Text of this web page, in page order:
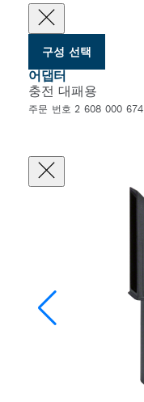
구성 선택
어댑터
충전 대패용
주문 번호 2 608 000 674